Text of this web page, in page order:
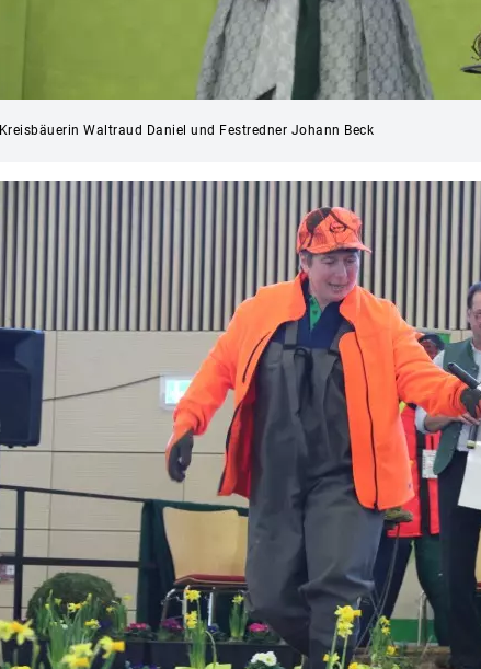
Kreisbäuerin Waltraud Daniel und Festredner Johann Beck